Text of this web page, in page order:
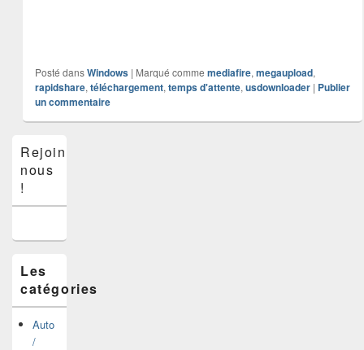
Posté dans Windows | Marqué comme mediafire, megaupload,
rapidshare, téléchargement, temps d'attente, usdownloader | Publier
un commentaire
principale
de
widget
latérale
Rejoins-
nous
!
Les
catégories
Auto
/